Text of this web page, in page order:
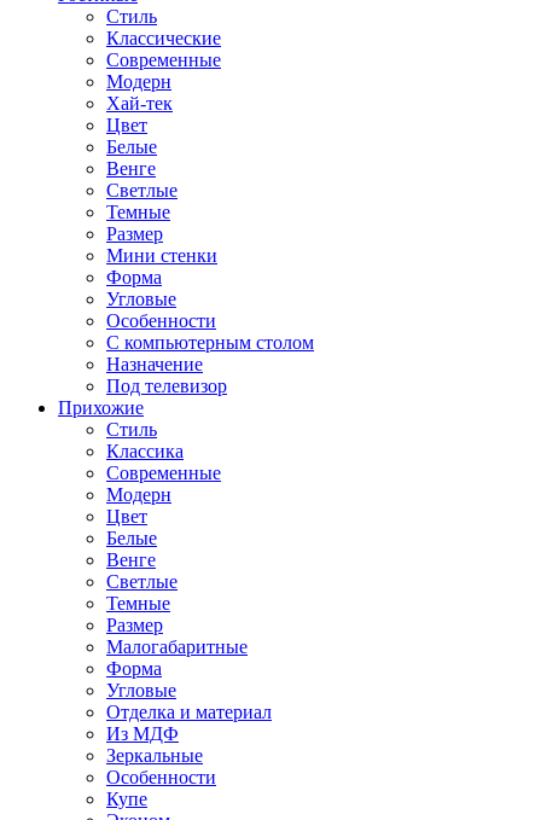
Стиль
Классические
Современные
Модерн
Хай-тек
Цвет
Белые
Венге
Светлые
Темные
Размер
Мини стенки
Форма
Угловые
Особенности
С компьютерным столом
Назначение
Под телевизор
Прихожие
Стиль
Классика
Современные
Модерн
Цвет
Белые
Венге
Светлые
Темные
Размер
Малогабаритные
Форма
Угловые
Отделка и материал
Из МДФ
Зеркальные
Особенности
Купе